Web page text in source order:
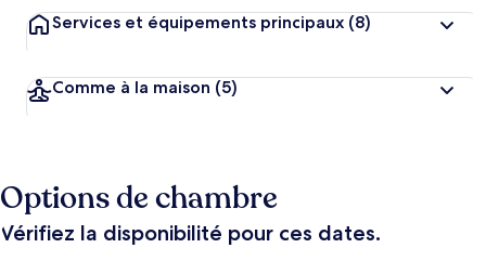
Services et équipements principaux (8)
Comme à la maison (5)
Options de chambre
Vérifiez la disponibilité pour ces dates.